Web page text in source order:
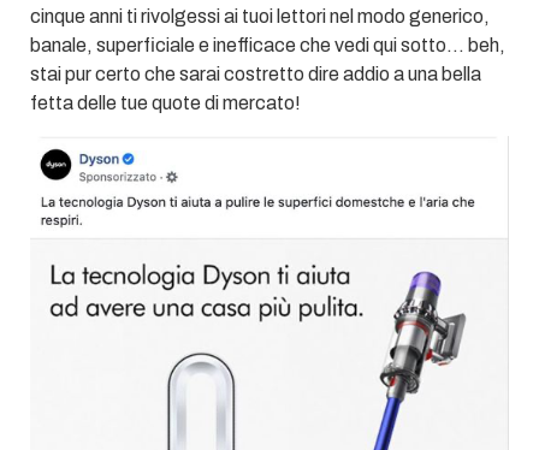
cinque anni ti rivolgessi ai tuoi lettori nel modo generico,
banale, superficiale e inefficace che vedi qui sotto… beh,
stai pur certo che sarai costretto dire addio a una bella
fetta delle tue quote di mercato!